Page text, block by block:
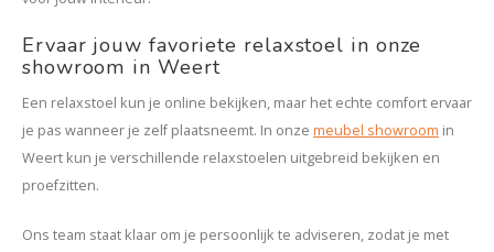
Ervaar jouw favoriete relaxstoel in onze
showroom in Weert
Een relaxstoel kun je online bekijken, maar het echte comfort ervaar
je pas wanneer je zelf plaatsneemt. In onze meubel showroom in
Weert kun je verschillende relaxstoelen uitgebreid bekijken en
proefzitten.
Ons team staat klaar om je persoonlijk te adviseren, zodat je met